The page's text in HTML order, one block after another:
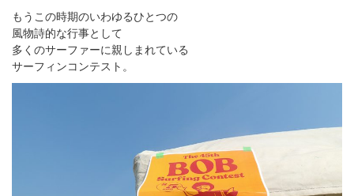
もうこの時期のいわゆるひとつの
風物詩的な行事として
多くのサーファーに親しまれている
サーフィンコンテスト。